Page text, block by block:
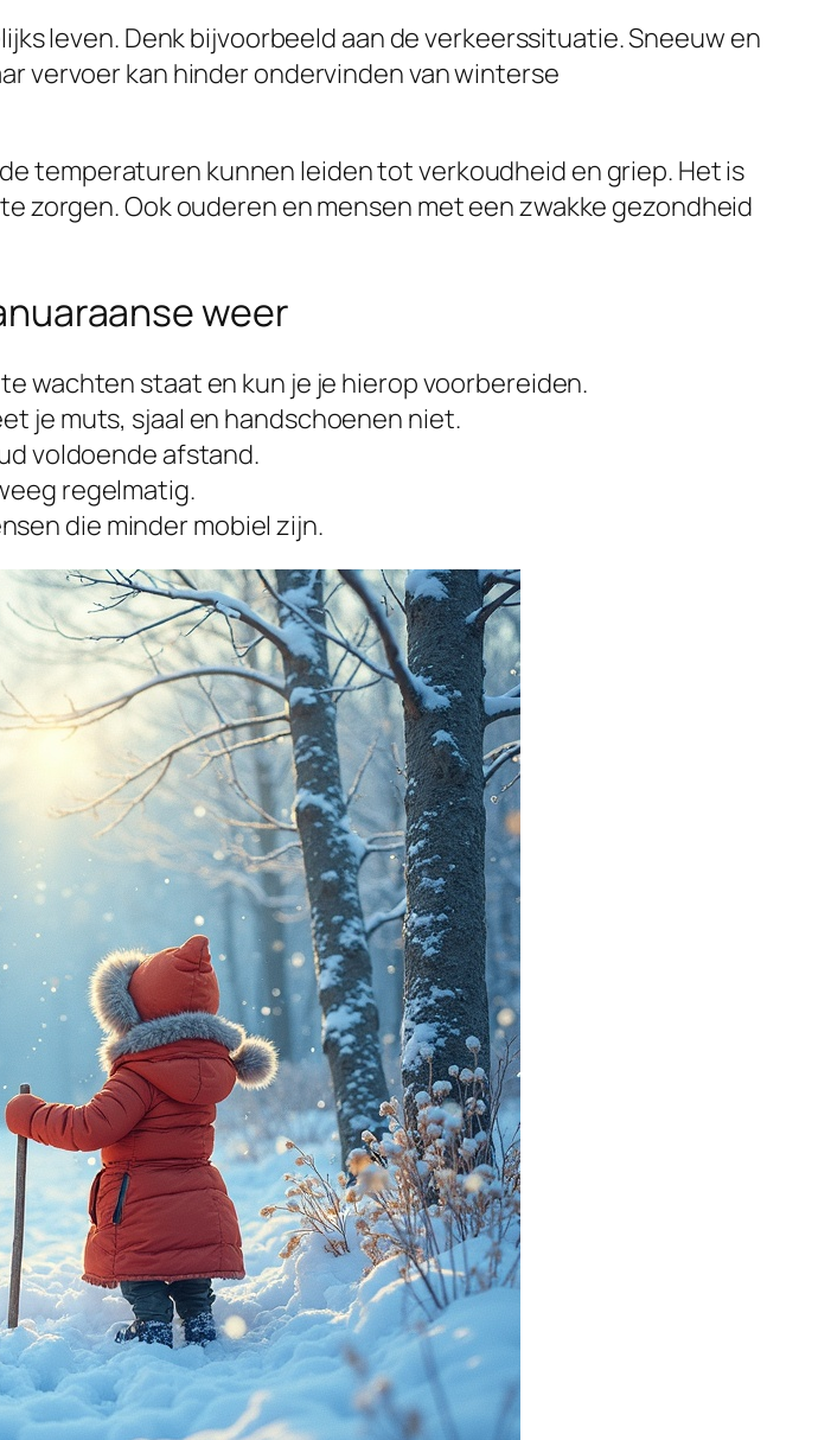
leven. Denk bijvoorbeeld aan de verkeerssituatie. Sneeuw en
vervoer kan hinder ondervinden van winterse
temperaturen kunnen leiden tot verkoudheid en griep. Het is
zorgen. Ook ouderen en mensen met een zwakke gezondheid
weer
wachten staat en kun je je hierop voorbereiden.
je muts, sjaal en handschoenen niet.
voldoende afstand.
regelmatig.
die minder mobiel zijn.